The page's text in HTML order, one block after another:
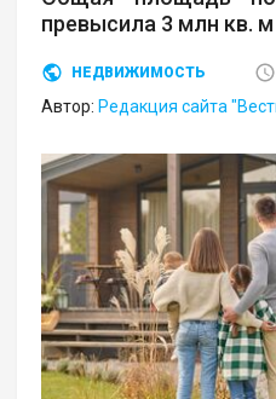
превысила 3 млн кв. м
НЕДВИЖИМОСТЬ
Автор: Редакция сайта